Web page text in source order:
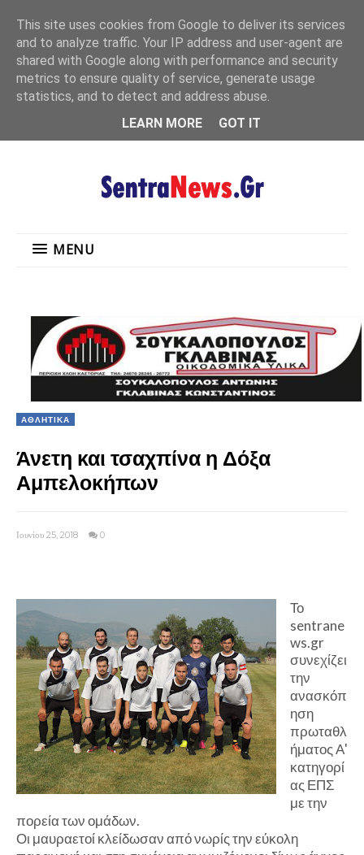
MENU
MENU
ΑΘΛΗΤΙΚΑ
Άνετη και τσαχπίνα η Δόξα
Αμπελοκήπων
Ιουνίου 25, 2018 0
Το
sentrane
ws.gr
συνεχίζει
την
ανασκόπ
ηση
πρωταθλ
ήματος Α'
κατηγορί
ας ΕΠΣ
με την
πορεία των ομάδων.
Οι μαυραετοί κλείδωσαν από νωρίς την εύκολη
This site uses cookies from Google to deliver its services
and to analyze traffic. Your IP address and user-agent are
shared with Google along with performance and security
metrics to ensure quality of service, generate usage
statistics, and to detect and address abuse.
LEARN MORE
GOT IT